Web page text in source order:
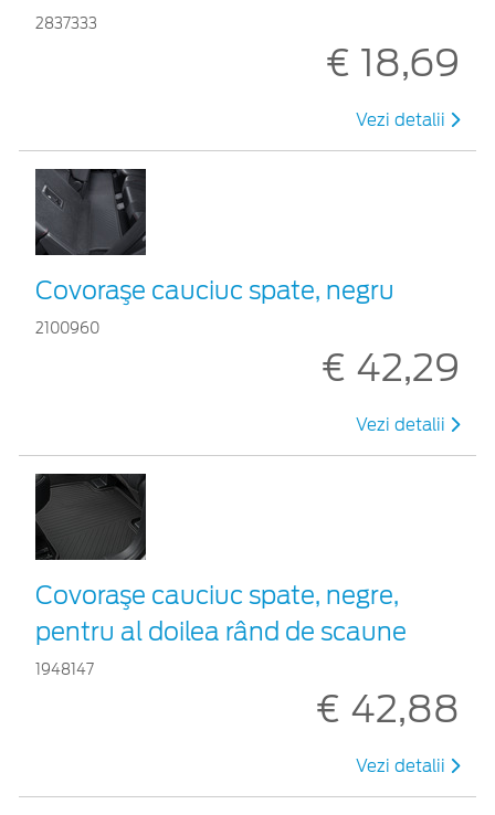
2837333
€ 18,69
Vezi detalii
Covoraşe cauciuc spate, negru
2100960
€ 42,29
Vezi detalii
Covoraşe cauciuc spate, negre,
pentru al doilea rând de scaune
1948147
€ 42,88
Vezi detalii